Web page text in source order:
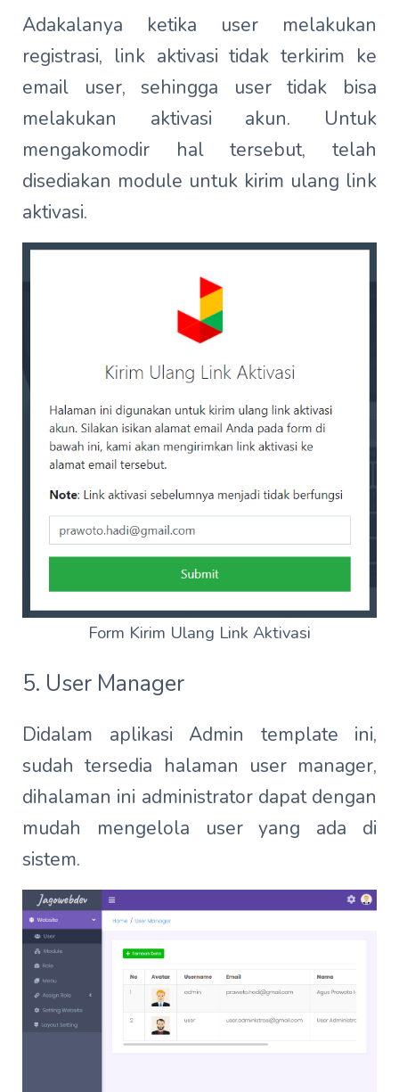
Adakalanya ketika user melakukan
registrasi, link aktivasi tidak terkirim ke
email user, sehingga user tidak bisa
melakukan aktivasi akun. Untuk
mengakomodir hal tersebut, telah
disediakan module untuk kirim ulang link
aktivasi.
Form Kirim Ulang Link Aktivasi
5. User Manager
Didalam aplikasi Admin template ini,
sudah tersedia halaman user manager,
dihalaman ini administrator dapat dengan
mudah mengelola user yang ada di
sistem.